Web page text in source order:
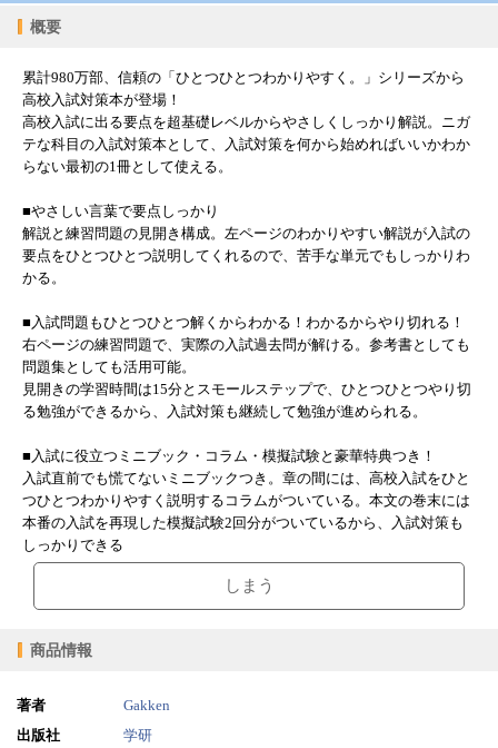
概要
累計980万部、信頼の「ひとつひとつわかりやすく。」シリーズから
高校入試対策本が登場！
高校入試に出る要点を超基礎レベルからやさしくしっかり解説。ニガ
テな科目の入試対策本として、入試対策を何から始めればいいかわか
らない最初の1冊として使える。
■やさしい言葉で要点しっかり
解説と練習問題の見開き構成。左ページのわかりやすい解説が入試の
要点をひとつひとつ説明してくれるので、苦手な単元でもしっかりわ
かる。
■入試問題もひとつひとつ解くからわかる！わかるからやり切れる！
右ページの練習問題で、実際の入試過去問が解ける。参考書としても
問題集としても活用可能。
見開きの学習時間は15分とスモールステップで、ひとつひとつやり切
る勉強ができるから、入試対策も継続して勉強が進められる。
■入試に役立つミニブック・コラム・模擬試験と豪華特典つき！
入試直前でも慌てないミニブックつき。章の間には、高校入試をひと
つひとつわかりやすく説明するコラムがついている。本文の巻末には
本番の入試を再現した模擬試験2回分がついているから、入試対策も
しっかりできる
しまう
商品情報
著者
Gakken
出版社
学研